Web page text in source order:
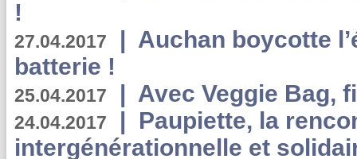
!
27.04.2017 | Auchan boycotte
batterie !
25.04.2017 | Avec Veggie Bag,
24.04.2017 | Paupiette, la
intergénérationnelle et